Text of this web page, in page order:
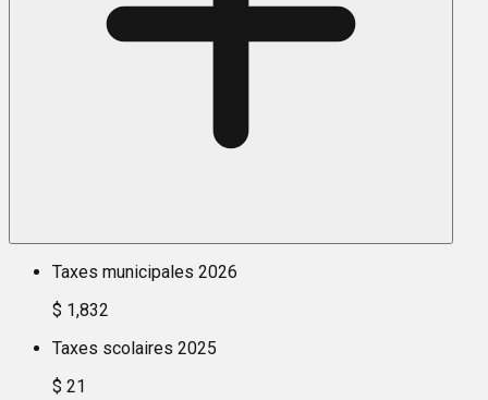
Taxes municipales 2026
$ 1,832
Taxes scolaires 2025
$ 21